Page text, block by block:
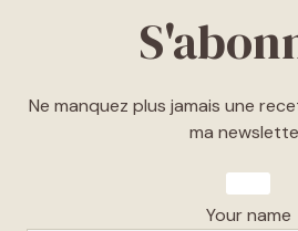
Ne manquez plus jamais une
ma
Your name